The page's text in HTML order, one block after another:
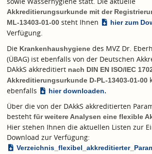
Akkreditierungsurkunde mit der
ML-13403-01-00 steht Ihnen hier zum
Verfügung.
Die Krankenhaushygiene des MVZ Dr.
(ÜBAG) ist ebenfalls von der Deutschen
DAkkS akkreditiert nach DIN EN ISO/IEC
Akkreditierungsurkunde D-PL-13403-01-00
ebenfalls
hier downloaden.
Über die von der DAkkS akkreditierten
besteht für weitere Analysen eine flexible
Hier stehen Ihnen die aktuellen Listen zur
Download zur Verfügung: